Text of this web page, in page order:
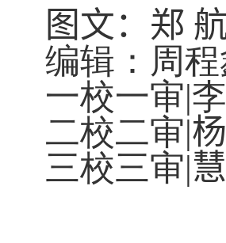
图文： 郑
编辑：周程
一校一审|
二校二审|
三校三审|